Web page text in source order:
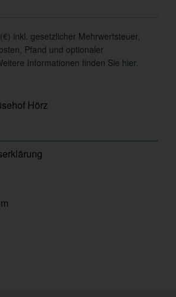
inkl. gesetzlicher Mehrwertsteuer,
Pfand und optionaler
Informationen finden Sie hier
Hörz